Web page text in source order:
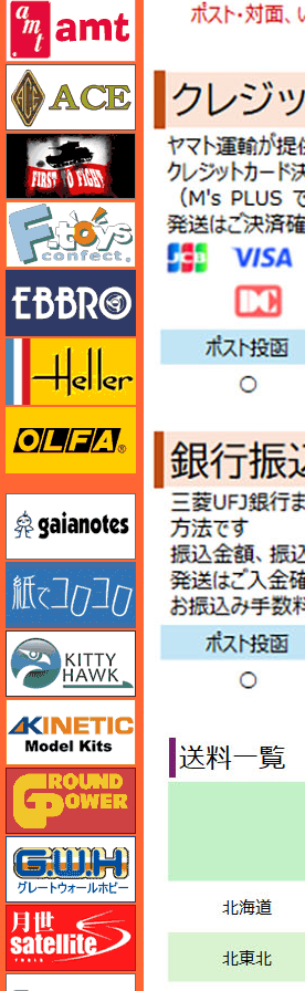
エース
エフトイズ
エブロ
ガイアノーツ
紙でコロコロ
キティホーク
ガリレオ出版 グランドパワー
月世 サテライトツールス
ゲンブンマガジン